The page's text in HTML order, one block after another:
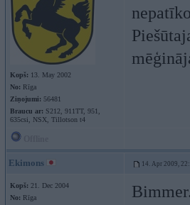
Kopš: 13. May 2002
No: Rīga
Ziņojumi: 56481
Braucu ar: S212, 911TT, 951,
635csi, NSX, Tillotson t4
Ekimons 14. Apr 2009,
Kopš: 21. Dec 2004
No: Rīga